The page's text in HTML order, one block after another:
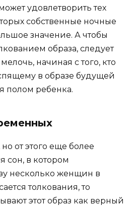
удовлетворить тех
собственные ночные
значение. А чтобы
образа, следует
начиная с того, кто
в образе будущей
полом ребенка.
от этого еще более
сон, в котором
несколько женщин в
толкования, то
этот образ как верный